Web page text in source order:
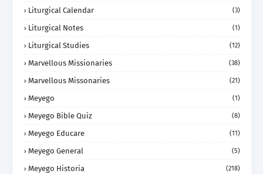
Liturgical Calendar (3)
Liturgical Notes (1)
Liturgical Studies (12)
Marvellous Missionaries (38)
Marvellous Missonaries (21)
Meyego (1)
Meyego Bible Quiz (8)
Meyego Educare (11)
Meyego General (5)
Meyego Historia (218)